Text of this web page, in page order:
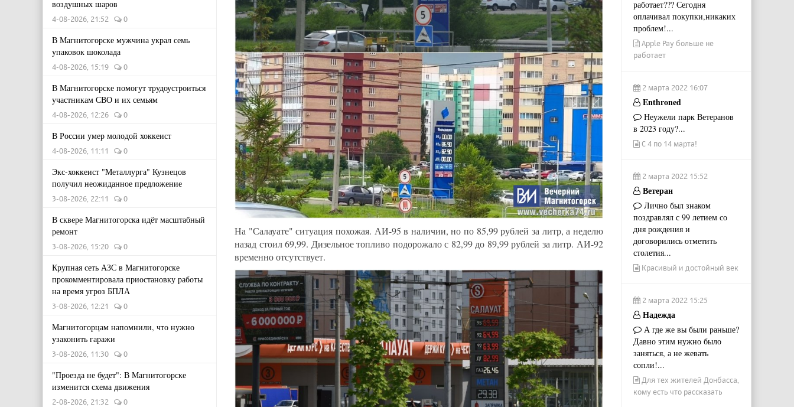
воздушных шаров
4-08-2026, 21:52 0
В Магнитогорске мужчина украл семь
упаковок шоколада
4-08-2026, 15:19 0
В Магнитогорске помогут трудоустроиться
участникам СВО и их семьям
4-08-2026, 12:26 0
В России умер молодой хоккеист
4-08-2026, 11:11 0
Экс-хоккеист "Металлурга" Кузнецов
получил неожиданное предложение
3-08-2026, 22:11 0
В сквере Магнитогорска идёт масштабный
ремонт
3-08-2026, 15:20 0
Крупная сеть АЗС в Магнитогорске
прокомментировала приостановку работы
на время угроз БПЛА
3-08-2026, 12:21 0
Магнитогорцам напомнили, что нужно
узаконить гаражи
3-08-2026, 11:30 0
"Проезда не будет": В Магнитогорске
изменится схема движения
2-08-2026, 21:32 0
На "Салауате" ситуация похожая. АИ-95 в наличии, но по 85,99 рублей за литр, а неделю
назад стоил 69,99. Дизельное топливо подорожало с 82,99 до 89,99 рублей за литр. АИ-92
временно отсутствует.
работает??? Сегодня
оплачивал покупки,никаких
проблем!...
Apple Pay больше не
работает
2 марта 2022 16:07
Enthroned
Неужели парк Ветеранов
в 2023 году?...
С 4 по 14 марта!
2 марта 2022 15:52
Ветеран
Лично был знаком
поздравлял с 99 летием со
дня рождения и
договорились отметить
столетия...
Красивый и достойный век
2 марта 2022 15:25
Надежда
А где же вы были раньше?
Давно этим нужно было
заняться, а не жевать
сопли!...
Для тех жителей Донбасса,
кому есть что рассказать